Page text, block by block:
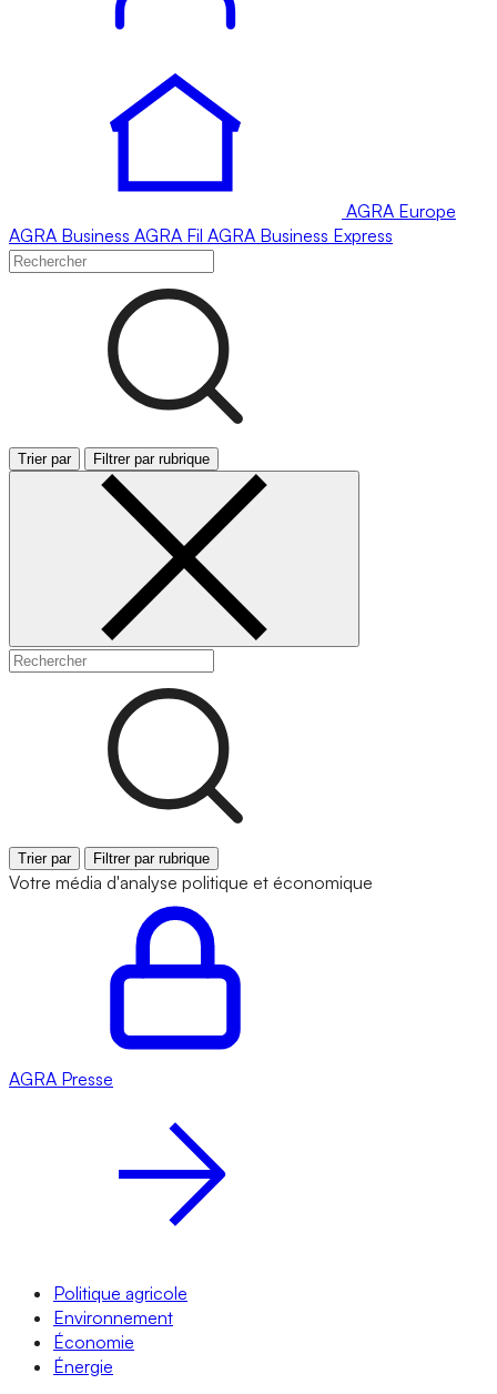
AGRA Europe
AGRA Business AGRA Fil AGRA Business Express
Trier par Filtrer par rubrique
Trier par Filtrer par rubrique
Votre média d'analyse politique et économique
AGRA Presse
Politique agricole
Environnement
Économie
Énergie